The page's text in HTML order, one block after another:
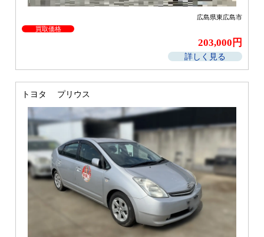
広島県東広島市
買取価格
203,000円
詳しく見る
トヨタ プリウス